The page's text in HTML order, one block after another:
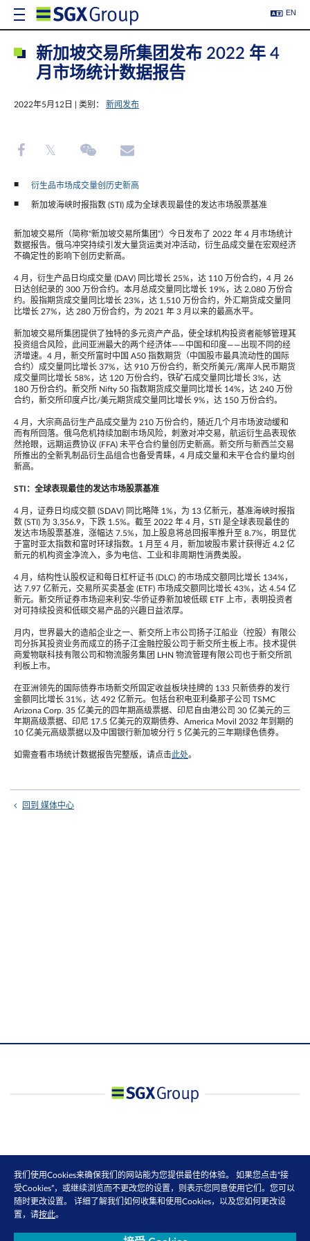
EN
新加坡交易所集团发布 2022 年 4
月市场统计数据报告
2022年5月12日 | 类别： 新闻发布
衍生品市场成交量创历史新高
新加坡海峡时报指数 (STI) 成为全球表现最佳的发达市场股票基准
新加坡交易所（简称“新加坡交易所集团”）今日发布了 2022 年 4 月市场统计
数据报告。俄乌冲突持续引发大量货运类对冲活动，衍生品成交量在宏观经济
不确定性的影响下创历史新高。
4 月，衍生产品日均成交量 (DAV) 同比增长 25%，达 110 万份合约，4 月 26
日达创纪录的 300 万份合约。本月总成交量同比增长 19%，达 2,080 万份合
约。股指期货成交量同比增长 23%，达 1,510 万份合约，外汇期货成交量同
比增长 27%，达 280 万份合约，为 2021 年 3 月以来的最高水平。
新加坡交易所集团提供了独特的多元资产产品，使全球机构投资者能够管理其
投资组合风险，此间亚洲最大的两个经济体——中国和印度——出现不同的经
济增速。4 月，新交所富时中国 A50 指数期货（中国股市最具流动性的国际
合约）成交量同比增长 37%，达 910 万份合约，新交所美元/离岸人民币期货
成交量同比增长 58%，达 120 万份合约，铁矿石成交量同比增长 3%，达
180 万份合约。新交所 Nifty 50 指数期货成交量同比增长 14%，达 240 万份
合约，新交所印度卢比/美元期货成交量同比增长 9%，达 150 万份合约。
4 月，大宗商品衍生产品成交量为 210 万份合约，随近几个月市场波动缓和
而有所回落。俄乌危机持续加剧市场风险，刺激对冲交易，航运衍生品表现依
然抢眼，远期运费协议 (FFA) 未平仓合约量创历史新高。新交所与新西兰交易
所推出的全新乳制品衍生品组合也备受青睐，4 月成交量和未平仓合约量均创
新高。
STI ：全球表现最佳的发达市场股票基准
4 月，证券日均成交额 (SDAV) 同比略降 1%，为 13 亿新元，基准海峡时报指
数 (STI) 为 3,356.9，下跌 1.5%。截至 2022 年 4 月，STI 是全球表现最佳的
发达市场股票基准，涨幅达 7.5%，加上股息将总回报率推升至 8.7%，明显优
于富时亚太指数和富时环球指数。1 月至 4 月，新加坡股市累计获得近 4.2 亿
新元的机构资金净流入，多为电信、工业和非周期性消费类股。
4 月，结构性认股权证和每日杠杆证书 (DLC) 的市场成交额同比增长 134%，
达 7.97 亿新元，交易所买卖基金 (ETF) 市场成交额同比增长 43%，达 4.54 亿
新元。新交所证券市场迎来利安-华侨证券新加坡低碳 ETF 上市，表明投资者
对可持续投资和低碳交易产品的兴趣日益浓厚。
月内，世界最大的造船企业之一、新交所上市公司扬子江船业（控股）有限公
司分拆其投资业务而成立的扬子江金融控股公司于新交所主板上市。技术提供
商爱物联科技有限公司和物流服务集团 LHN 物流管理有限公司也于新交所凯
利板上市。
在亚洲领先的国际债券市场新交所固定收益板块挂牌的 133 只新债券的发行
金额同比增长 31%，达 492 亿新元。包括台积电亚利桑那子公司 TSMC
Arizona Corp. 35 亿美元的四年期高级票据、印尼自由港公司 30 亿美元的三
年期高级票据、印尼 17.5 亿美元的双期债券、America Movil 2032 年到期的
10 亿美元高级票据以及中国银行新加坡分行 5 亿美元的三年期绿色债券。
如需查看市场统计数据报告完整版，请点击此处。
回到 媒体中心
我们使用Cookies来确保我们的网站能为您提供最佳的体验。 如果您点击“接
受Cookies”，或继续浏览而不更改您的设置，则表示您同意使用它们。您可以
随时更改设置。 详细了解我们如何收集和使用Cookies，以及您如何更改设
置，请按此。